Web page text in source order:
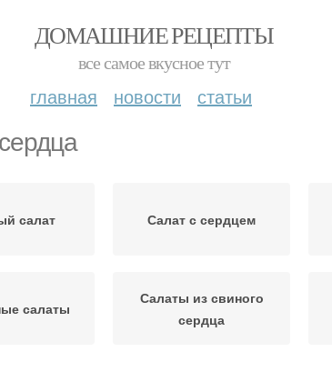
ДОМАШНИЕ РЕЦЕПТЫ
все самое вкусное тут
главная новости статьи
салат Салат с сердцем
салаты
Салаты из свиного
сердца